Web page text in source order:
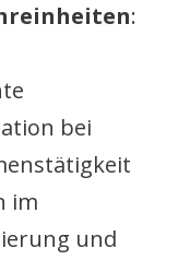
:
bei
im
und